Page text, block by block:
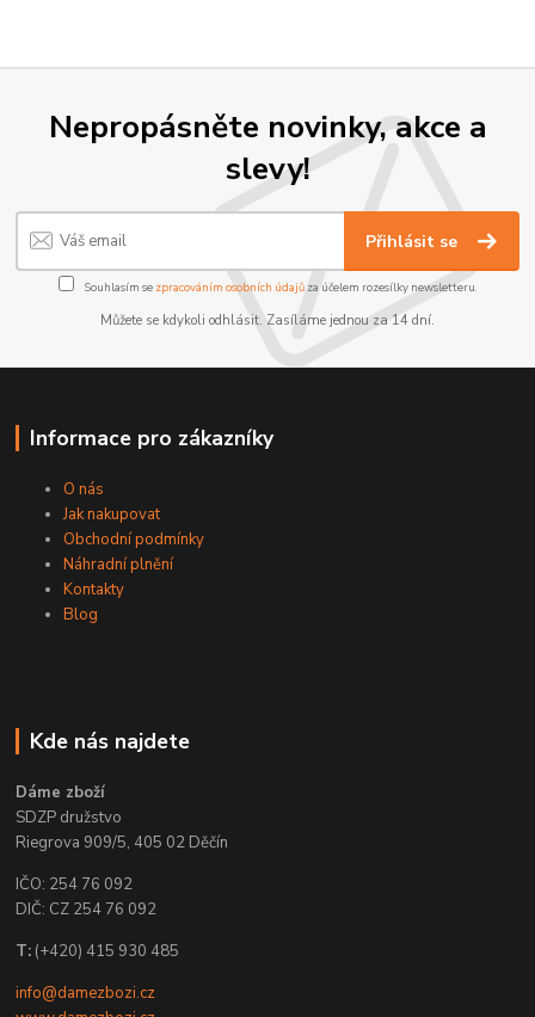
Nepropásněte novinky, akce a
slevy!
Přihlásit se
Souhlasím se zpracováním osobních údajůza účelem rozesílky newsletteru.
Můžete se kdykoli odhlásit. Zasíláme jednou za 14 dní.
Informace pro zákazníky
O nás
Jak nakupovat
Obchodní podmínky
Náhradní plnění
Kontakty
Blog
Kde nás najdete
Dáme zboží
SDZP družstvo
Riegrova 909/5, 405 02 Děčín
IČO: 254 76 092
DIČ: CZ 254 76 092
T: (+420) 415 930 485
info@damezbozi.cz